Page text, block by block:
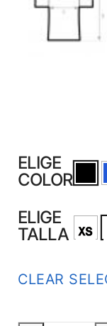
ELIGE
COLOR
ELIGE
TALLA
CLEAR